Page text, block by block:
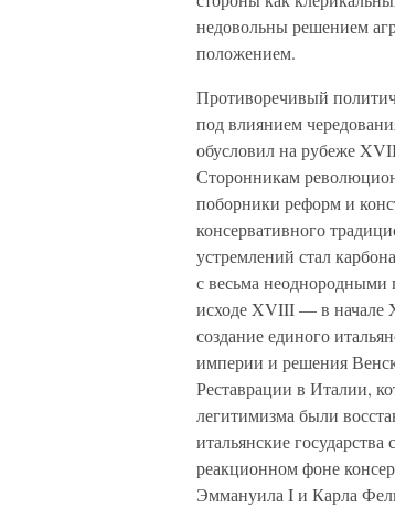
недовольны решением
положением.
Противоречивый
под влиянием
обусловил на рубеже
Сторонникам
поборники реформ и
консервативного
устремлений стал
с весьма неоднородными
исходе XVIII — в начале
создание единого
империи и решения
Реставрации в Италии,
легитимизма были
итальянские
реакционном фоне
Эммануила I и Карла